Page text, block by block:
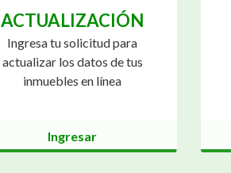
ACTUALIZACIÓN
Ingresa tu solicitud para
actualizar los datos de tus
inmuebles en línea
Ingresar